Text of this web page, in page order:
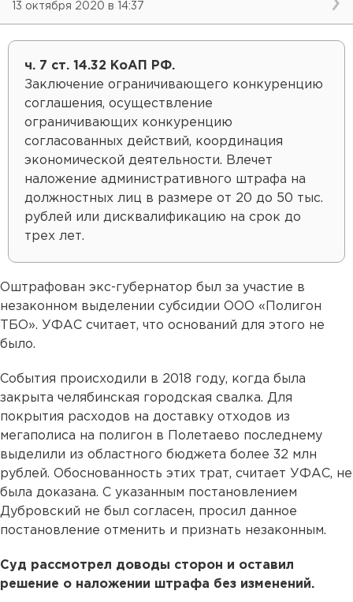
13 октября 2020 в 14:37
ч. 7 ст. 14.32 КоАП РФ.
Заключение ограничивающего конкуренцию
соглашения, осуществление
ограничивающих конкуренцию
согласованных действий, координация
экономической деятельности. Влечет
наложение административного штрафа на
должностных лиц в размере от 20 до 50 тыс.
рублей или дисквалификацию на срок до
трех лет.
Оштрафован экс-губернатор был за участие в
незаконном выделении субсидии ООО «Полигон
ТБО». УФАС считает, что оснований для этого не
было.
События происходили в 2018 году, когда была
закрыта челябинская городская свалка. Для
покрытия расходов на доставку отходов из
мегаполиса на полигон в Полетаево последнему
выделили из областного бюджета более 32 млн
рублей. Обоснованность этих трат, считает УФАС, не
была доказана. С указанным постановлением
Дубровский не был согласен, просил данное
постановление отменить и признать незаконным.
Суд рассмотрел доводы сторон и оставил
решение о наложении штрафа без изменений.